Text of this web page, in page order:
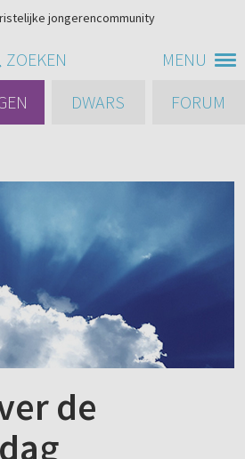
MENU
jongerencommunity
ZOEKEN
DWARS FORUM
de